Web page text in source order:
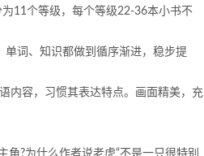
11个等级，每个等级22-36本小书不
词、知识都做到循序渐进，稳步提
内容，习惯其表达特点。画面精美，充